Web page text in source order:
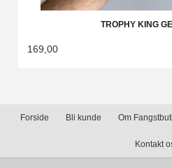
TROPHY KING
169,00
Forside Bli kunde Om
Kontakt